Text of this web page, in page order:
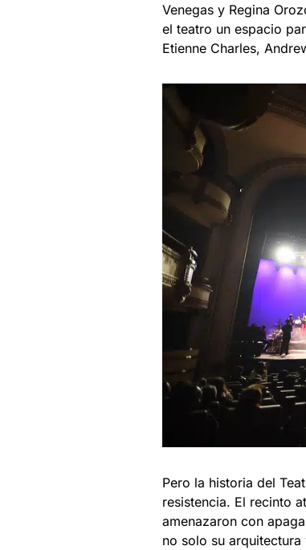
Venegas y Regina
el teatro un espacio
Etienne Charles,
Pero la historia del
resistencia. El recinto
amenazaron con
no solo su